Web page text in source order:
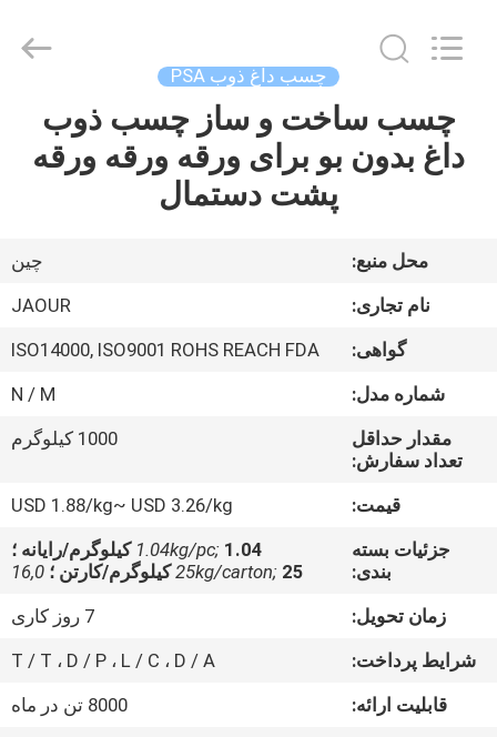
خانه
درباره
کارخانه
کنترل
تماس
بگیرید
Adhesive
Products
Reserved.
چسب داغ ذوب PSA
چسب ساخت و ساز چسب ذوب
داغ بدون بو برای ورقه ورقه ورقه
پشت دستمال
محل منبع:
چین
نام تجاری:
JAOUR
گواهی:
ISO14000, ISO9001 ROHS REACH FDA
شماره مدل:
N / M
مقدار حداقل
تعداد سفارش:
1000 کیلوگرم
قیمت:
USD 1.88/kg~ USD 3.26/kg
جزئیات بسته
بندی:
1.04kg/pc; 1.04 کیلوگرم/رایانه ؛
25kg/carton; 25 کیلوگرم/کارتن ؛
16,0
زمان تحویل:
7 روز کاری
شرایط پرداخت:
T / T ، D / P ، L / C ، D / A
قابلیت ارائه:
8000 تن در ماه